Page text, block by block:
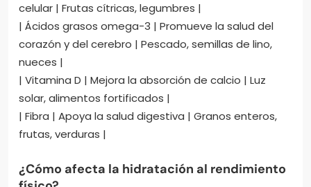
celular | Frutas cítricas, legumbres |
| Ácidos grasos omega-3 | Promueve la salud del
corazón y del cerebro | Pescado, semillas de lino,
nueces |
| Vitamina D | Mejora la absorción de calcio | Luz
solar, alimentos fortificados |
| Fibra | Apoya la salud digestiva | Granos enteros,
frutas, verduras |
¿Cómo afecta la hidratación al rendimiento